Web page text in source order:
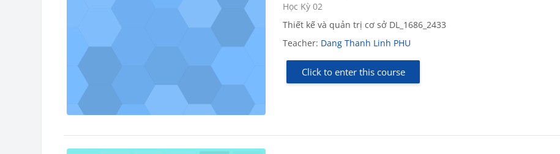
Course category
Học Kỳ 02
Thiết kế và quản trị cơ sở DL_1686_2433
Teacher: Dang Thanh Linh PHU
Click to enter this course